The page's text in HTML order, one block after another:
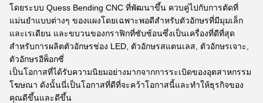
โดยระบบ Quess Bending CNC ที่พัฒนาขึ้น ควบคู่ไปกับการตัดที่
แม่นยำแบบต่างๆ ของแผงโดยเฉพาะพอดีสำหรับตัวอักษรที่มีมุมเล็ก
และเรเดียน และขบวนของกราฟิกที่ซับซ้อนซึ่งเป็นเครื่องที่ดีที่สุด
สำหรับการผลิตตัวอักษรช่อง LED, ตัวอักษรสแตนเลส, ตัวอักษรเจาะ,
ตัวอักษรอีพ็อกซี่
เป็นโอกาสที่ได้รับความนิยมอย่างมากจากการระเบิดของอุตสาหกรรม
โฆษณา ดังนั้นนี่เป็นโอกาสที่ดีที่จะคว้าโอกาสนี้และทำให้ธุรกิจของ
คุณดีขึ้นและดีขึ้น